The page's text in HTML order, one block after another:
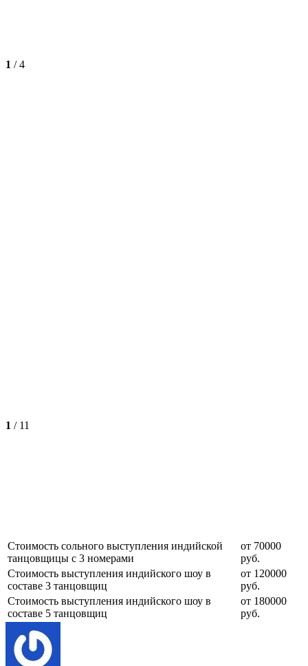
1 /4
1 / 11
Стоимость сольного выступления индийской
танцовщицы с 3 номерами
от 70000
руб.
Стоимость выступления индийского шоу в
составе 3 танцовщиц
от 120000
руб.
Стоимость выступления индийского шоу в
составе 5 танцовщиц
от 180000
руб.